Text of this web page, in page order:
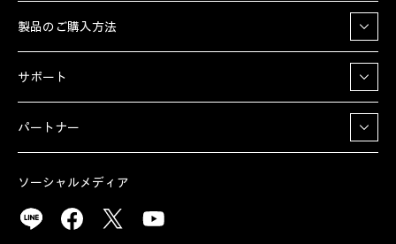
製品のご購入方法
サポート
パートナー
ソーシャルメディア